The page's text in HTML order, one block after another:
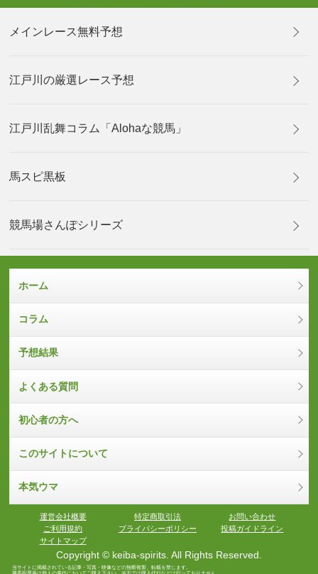
メインレース無料予想
江戸川の厳選レース予想
江戸川乱舞コラム「Alohaな競馬」
馬スピ黒板
競馬場さんぽシリーズ
ホーム
コラム
予想結果
よくある質問
初心者の方へ
このサイトについて
本気ウマ
運営会社概要 特定商取引法
お問い合わせ
ご利用規約
プライバシーポリシー
投稿ガイドライン
サイトマップ
Copyright © keiba-spirits. All Rights Reserved.
当サイトに掲載されている記事・写真・映像などの無断複製、転載を禁じます。
勝馬投票券は個人の責任においてご購入下さい。当方では購入代行などは行っておりません。